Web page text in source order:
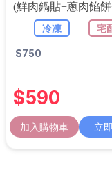
(鮮肉鍋貼+蔥肉餡
冷凍 宅
$750
$590
加入購物車 立